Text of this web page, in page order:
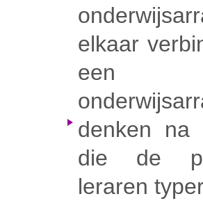
elkaar
een
denken na
die de
leraren